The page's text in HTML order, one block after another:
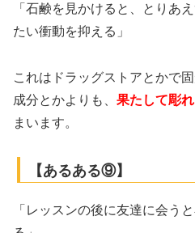
「石鹸を見かけると、とりあ
たい衝動を抑える」
これはドラッグストアとかで
成分とかよりも、 果たして彫
まいます。
【あるある⑨】
「レッスンの後に友達に会う